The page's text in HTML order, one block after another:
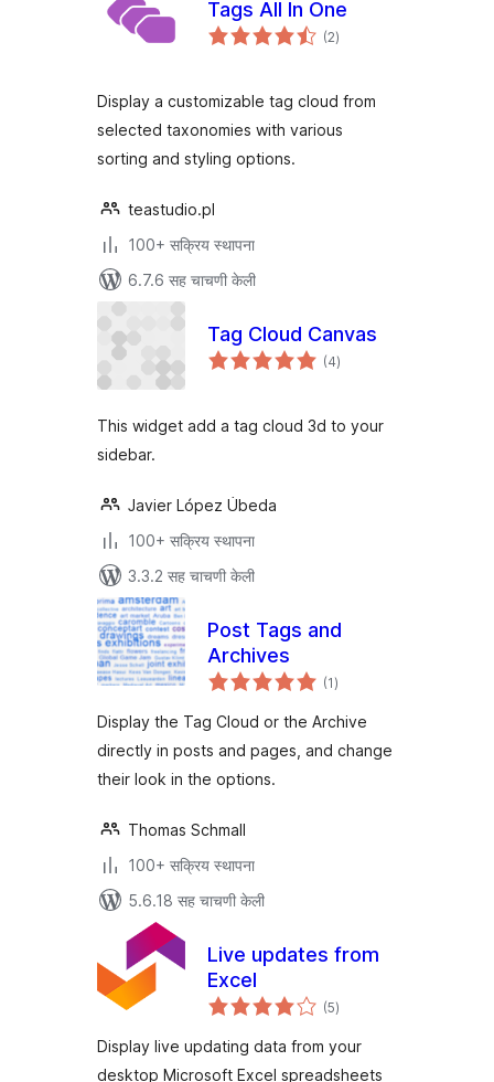
Tags All In One
(2एकूण
मूल्यांकन
)
Display a customizable tag cloud from
selected taxonomies with various
sorting and styling options.
teastudio.pl
100+ सक्रिय स्थापना
6.7.6 सह चाचणी केली
Tag Cloud Canvas
(4एकूण
मूल्यांकन
)
This widget add a tag cloud 3d to your
sidebar.
Javier López Úbeda
100+ सक्रिय स्थापना
3.3.2 सह चाचणी केली
Post Tags and
Archives
(1एकूण
मूल्यांकन
)
Display the Tag Cloud or the Archive
directly in posts and pages, and change
their look in the options.
Thomas Schmall
100+ सक्रिय स्थापना
5.6.18 सह चाचणी केली
Live updates from
Excel
(5एकूण
मूल्यांकन
)
Display live updating data from your
desktop Microsoft Excel spreadsheets